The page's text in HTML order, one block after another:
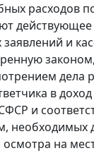
расходов
и
в
и
на